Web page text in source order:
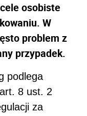
osobiste
W
problem z
przypadek.
podlega
8 ust. 2
za